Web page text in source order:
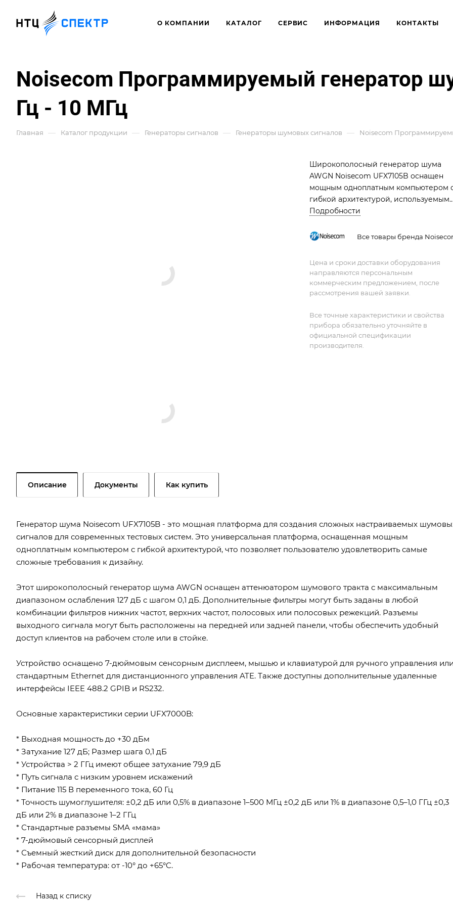
О КОМПАНИИ КАТАЛОГ СЕРВИС ИНФОРМАЦИЯ КОНТАКТЫ
Noisecom Программируемый генератор
Гц - 10 МГц
Главная — Каталог продукции — Генераторы сигналов — Генераторы шумовых сигналов — Noisecom
Широкополосный генератор шума
AWGN Noisecom UFX7105B оснащен
мощным одноплатным компьютером
гибкой архитектурой, используемым
для создания сложных
тестовых систем. Эта универсальная
удовлетворить самые сложные
требования к дизайну.
компоненты обеспечивают высокую
выходную мощность с превосходной
компьютерная архитектура позволяет
управлять несколькими
аттенюаторами, переключателями и
наборами фильтров
Подробности
Все товары бренда
Цена и сроки доставки оборудования
направляются персональным
коммерческим предложением, после
рассмотрения вашей заявки.
Все точные характеристики и свойства
прибора обязательно уточняйте в
официальной спецификации
производителя.
Описание Документы Как купить
Генератор шума Noisecom UFX7105B - это мощная платформа для создания сложных настраиваемых
сигналов для современных тестовых систем. Это универсальная платформа, оснащенная мощным
одноплатным компьютером с гибкой архитектурой, что позволяет пользователю удовлетворить самые
сложные требования к дизайну.
Этот широкополосный генератор шума AWGN оснащен аттенюатором шумового тракта с максимальным
диапазоном ослабления 127 дБ с шагом 0,1 дБ. Дополнительные фильтры могут быть заданы в любой
комбинации фильтров нижних частот, верхних частот, полосовых или полосовых режекций. Разъемы
выходного сигнала могут быть расположены на передней или задней панели, чтобы обеспечить удобный
доступ клиентов на рабочем столе или в стойке.
Устройство оснащено 7-дюймовым сенсорным дисплеем, мышью и клавиатурой для ручного управления
стандартным Ethernet для дистанционного управления ATE. Также доступны дополнительные удаленные
интерфейсы IEEE 488.2 GPIB и RS232.
Основные характеристики серии UFX7000B:
* Выходная мощность до +30 дБм
* Затухание 127 дБ; Размер шага 0,1 дБ
* Устройства > 2 ГГц имеют общее затухание 79,9 дБ
* Путь сигнала с низким уровнем искажений
* Питание 115 В переменного тока, 60 Гц
* Точность шумоглушителя: ±0,2 дБ или 0,5% в диапазоне 1–500 МГц ±0,2 дБ или 1% в диапазоне 0,5–1,0 ГГц ±0,3
дБ или 2% в диапазоне 1–2 ГГц
* Стандартные разъемы SMA «мама»
* 7-дюймовый сенсорный дисплей
* Съемный жесткий диск для дополнительной безопасности
* Рабочая температура: от -10° до +65°C.
Назад к списку